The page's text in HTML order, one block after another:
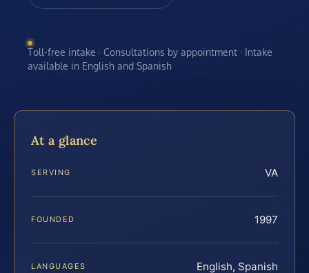
Toll-free intake · Consultations by appointment · Intake
available in English and Spanish
At a glance
SERVING VA
FOUNDED 1997
LANGUAGES English, Spanish